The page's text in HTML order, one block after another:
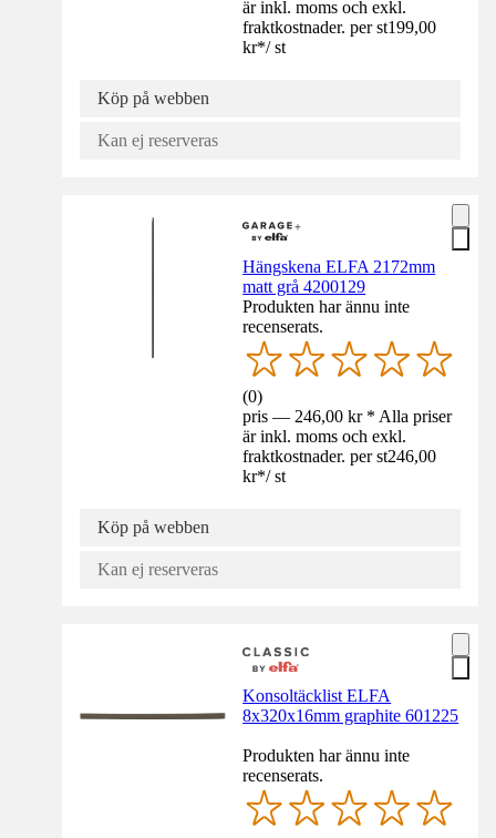
är inkl. moms och exkl.
fraktkostnader. per st199,00
kr*/ st
Köp på webben
Kan ej reserveras
Hängskena ELFA 2172mm
matt grå 4200129
Produkten har ännu inte
recenserats.
(0)
pris — 246,00 kr * Alla priser
är inkl. moms och exkl.
fraktkostnader. per st246,00
kr*/ st
Köp på webben
Kan ej reserveras
Konsoltäcklist ELFA
8x320x16mm graphite 601225
Produkten har ännu inte
recenserats.